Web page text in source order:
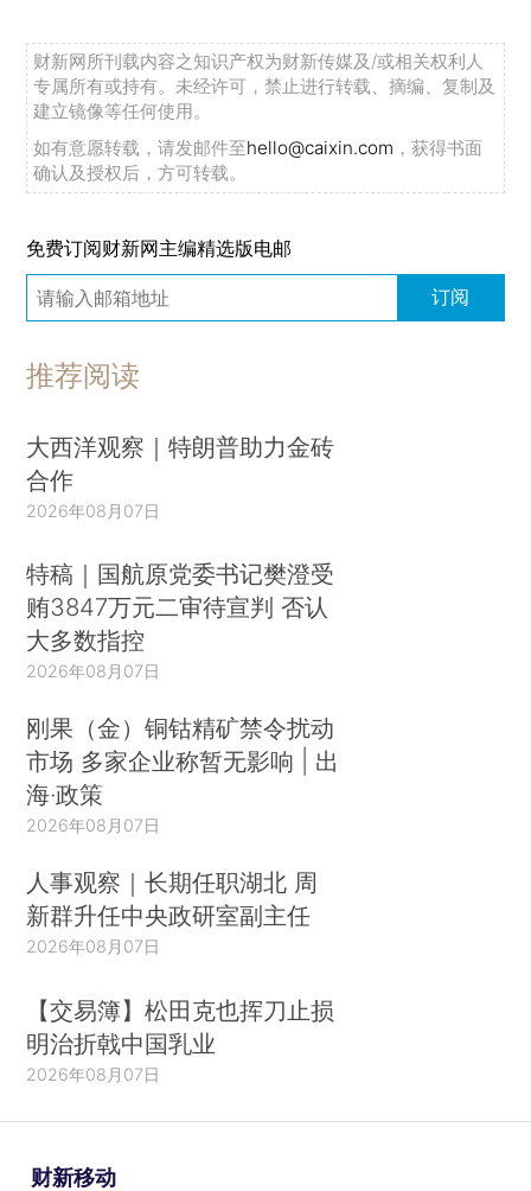
财新网所刊载内容之知识产权为财新传媒及/或相关权利人
专属所有或持有。未经许可，禁止进行转载、摘编、复制及
建立镜像等任何使用。
如有意愿转载，请发邮件至hello@caixin.com ，获得书面
确认及授权后，方可转载。
免费订阅财新网主编精选版电邮
订阅
推荐阅读
大西洋观察｜特朗普助力金砖
合作
2026年08月07日
特稿｜国航原党委书记樊澄受
贿3847万元二审待宣判 否认
大多数指控
2026年08月07日
刚果（金）铜钴精矿禁令扰动
市场 多家企业称暂无影响 | 出
海·政策
2026年08月07日
人事观察｜长期任职湖北 周
新群升任中央政研室副主任
2026年08月07日
【交易簿】松田克也挥刀止损
明治折戟中国乳业
2026年08月07日
财新移动